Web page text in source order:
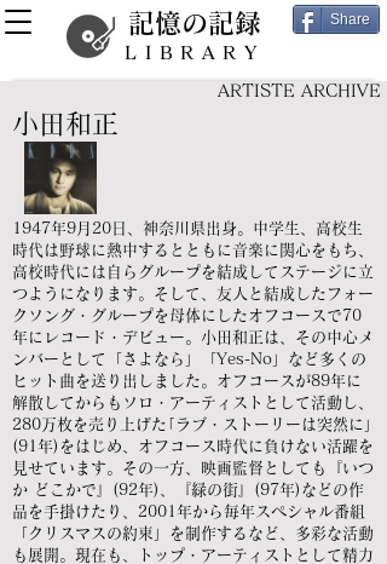
記憶の記録
LIBRARY
Share
小田和正
1947年9月20日、神奈川県出身。中学生、高校生
時代は野球に熱中するとともに音楽に関心をもち、
高校時代には自らグループを結成してステージに立
つようになります。そして、友人と結成したフォー
クソング・グループを母体にしたオフコースで70
年にレコード・デビュー。小田和正は、その中心メ
ンバーとして「さよなら」「Yes-No」など多くの
ヒット曲を送り出しました。オフコースが89年に
解散してからもソロ・アーティストとして活動し、
280万枚を売り上げた｢ラブ・ストーリーは突然に｣
(91年)をはじめ、オフコース時代に負けない活躍を
見せています。その一方、映画監督としても『いつ
か どこかで』(92年)、『緑の街』(97年)などの作
品を手掛けたり、2001年から毎年スペシャル番組
「クリスマスの約束」を制作するなど、多彩な活動
も展開。現在も、トップ・アーティストとして精力
ARTISTE ARCHIVE